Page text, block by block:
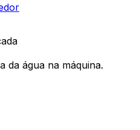
da água na máquina.